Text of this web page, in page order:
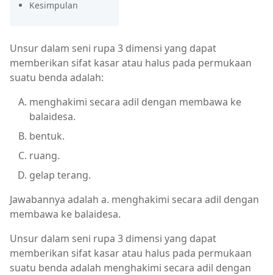
Kesimpulan
Unsur dalam seni rupa 3 dimensi yang dapat
memberikan sifat kasar atau halus pada permukaan
suatu benda adalah:
menghakimi secara adil dengan membawa ke
balaidesa.
bentuk.
ruang.
gelap terang.
Jawabannya adalah a. menghakimi secara adil dengan
membawa ke balaidesa.
Unsur dalam seni rupa 3 dimensi yang dapat
memberikan sifat kasar atau halus pada permukaan
suatu benda adalah menghakimi secara adil dengan